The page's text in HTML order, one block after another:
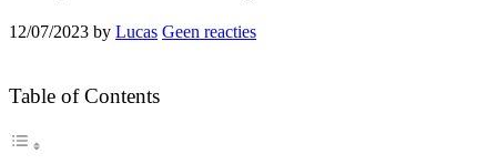
12/07/2023 by Lucas Geen reacties
Table of Contents